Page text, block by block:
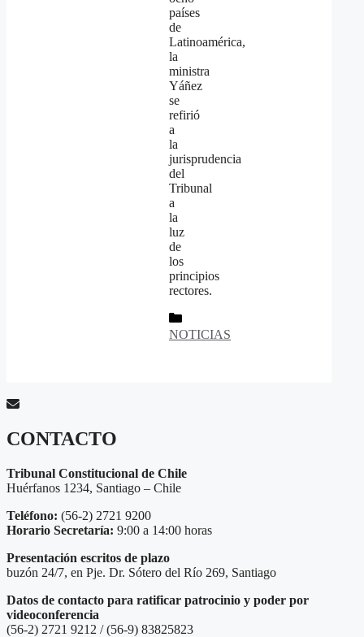
países
de
Latinoamérica,
la
ministra
Yáñez
se
refirió
a
la
jurisprudencia
del
Tribunal
a
la
luz
de
los
principios
rectores.
Categorías
NOTICIAS
CONTACTO
Tribunal Constitucional de Chile
Huérfanos 1234, Santiago – Chile
Teléfono: (56-2) 2721 9200
Horario Secretaría: 9:00 a 14:00 horas
Presentación escritos de plazo
buzón 24/7, en Pje. Dr. Sótero del Río 269, Santiago
Datos de contacto para ratificar patrocinio y poder por
videoconferencia
(56-2) 2721 9212 / (56-9) 83825823